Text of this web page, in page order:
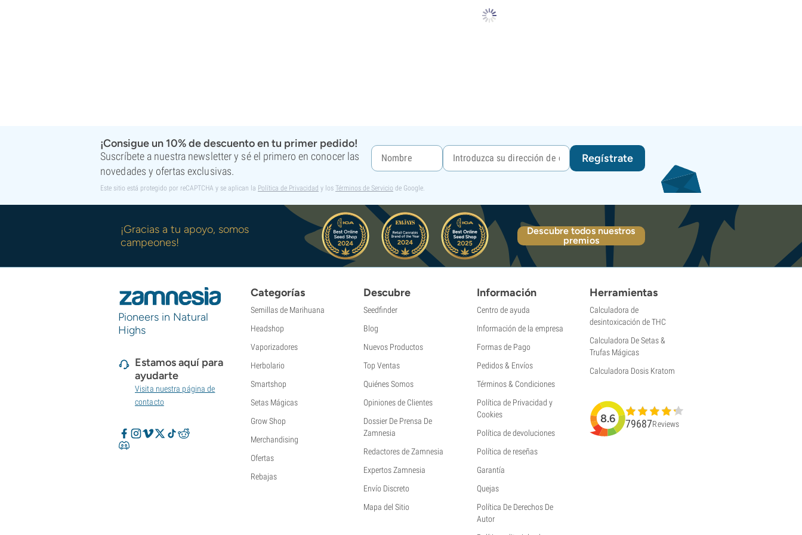
¡Consigue un 10% de descuento en tu primer pedido!
Suscríbete a nuestra newsletter y sé el primero en conocer las
novedades y ofertas exclusivas.
Regístrate
Este sitio está protegido por reCAPTCHA y se aplican la Política de Privacidad y los Términos de Servicio de Google.
¡Gracias a tu apoyo, somos
campeones!
Descubre todos nuestros
premios
Pioneers in Natural
Highs
Estamos aquí para
ayudarte
Visita nuestra página de
contacto
Categorías
Semillas de Marihuana
Headshop
Vaporizadores
Herbolario
Smartshop
Setas Mágicas
Grow Shop
Merchandising
Ofertas
Rebajas
Descubre
Seedfinder
Blog
Nuevos Productos
Top Ventas
Quiénes Somos
Opiniones de Clientes
Dossier De Prensa De
Zamnesia
Redactores de Zamnesia
Expertos Zamnesia
Envío Discreto
Mapa del Sitio
Información
Centro de ayuda
Información de la empresa
Formas de Pago
Pedidos & Envíos
Términos & Condiciones
Política de Privacidad y
Cookies
Política de devoluciones
Política de reseñas
Garantía
Quejas
Política De Derechos De
Autor
Herramientas
Calculadora de
desintoxicación de THC
Calculadora De Setas &
Trufas Mágicas
Calculadora Dosis Kratom
8.6 79687Reviews